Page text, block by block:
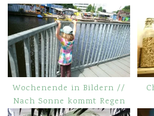
Wochenende in Bildern //
Nach Sonne kommt Regen